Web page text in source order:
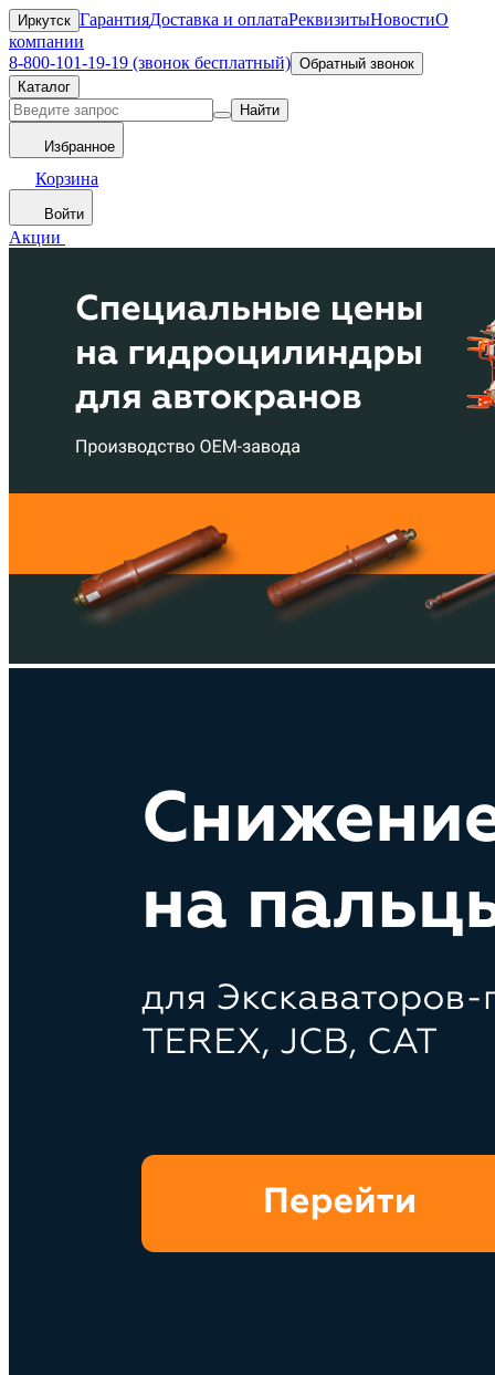
Иркутск ГарантияДоставка и оплатаРеквизитыНовостиО
компании
8-800-101-19-19 (звонок бесплатный) Обратный звонок
Каталог
Найти
Избранное
Корзина
Войти
Акции